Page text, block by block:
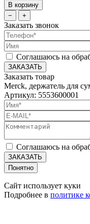
В корзину
−
+
Заказать звонок
Соглашаюсь на
ЗАКАЗАТЬ
Заказать товар
Merck, держатель для
Артикул: 5553600001
Соглашаюсь на
ЗАКАЗАТЬ
Понятно
Сайт использует куки
Подробнее в политике